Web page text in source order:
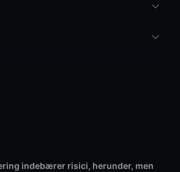
indebærer risici, herunder, men